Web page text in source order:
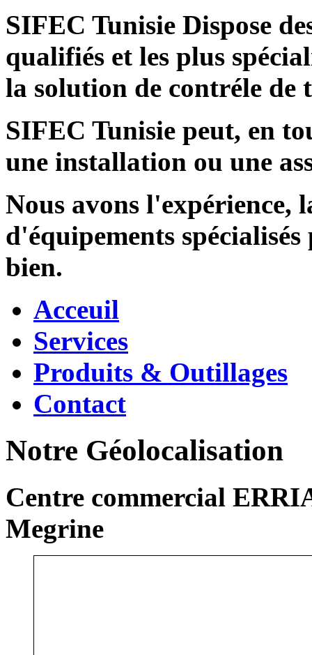
SIFEC Tunisie Dispose
qualifiés et les plus
la solution de contréle de
SIFEC Tunisie peut, en
une installation ou une
Nous avons l'expérience,
d'équipements
bien.
Acceuil
Services
Produits & Outillages
Contact
Notre Géolocalisation
Centre commercial
Megrine